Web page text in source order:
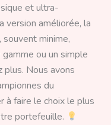
et ultra-
version améliorée, la
minime,
ou un simple
plus. Nous avons
du
à faire le choix le plus
portefeuille.